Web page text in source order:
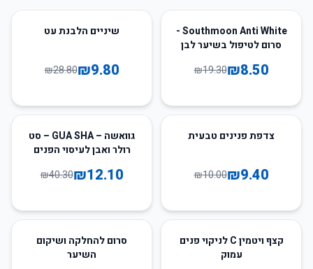
56%
Southmoon Anti White -
סרום לטיפול בשיער לבן
₪8.50
₪19.30
שיניים הלבנת עט
₪9.80
₪28.80
צדפת פנינים טבעית
₪9.40
₪10.00
70
גוואשה – GUA SHA – סט
רולר ואבן לעיסוי הפנים
₪12.10
₪40.30
1
קצף ויטמין C לניקוי פנים
עמוק
56סרום להחלקה ושיקום
השיער